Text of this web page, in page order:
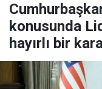
konusunda
hayırlı bir